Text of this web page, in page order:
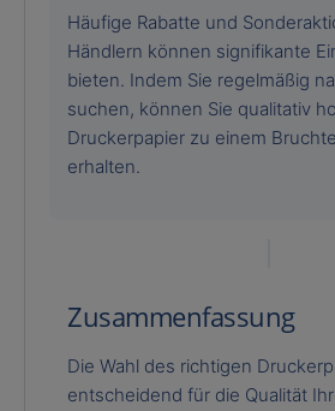
Häufige Rabatte und
Händlern können signifikante
bieten. Indem Sie regelmäßig
suchen, können Sie qualitativ
Druckerpapier zu einem
erhalten.
Zusammenfassung
Die Wahl des richtigen
entscheidend für die Qualität